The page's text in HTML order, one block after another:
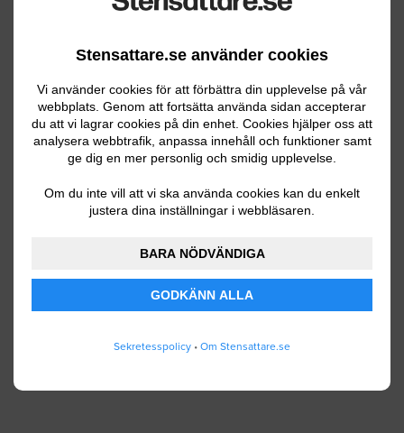
Stensattare.se använder cookies
Vi använder cookies för att förbättra din upplevelse på vår
webbplats. Genom att fortsätta använda sidan accepterar
du att vi lagrar cookies på din enhet. Cookies hjälper oss att
analysera webbtrafik, anpassa innehåll och funktioner samt
ge dig en mer personlig och smidig upplevelse.
Om du inte vill att vi ska använda cookies kan du enkelt
justera dina inställningar i webbläsaren.
BARA NÖDVÄNDIGA
GODKÄNN ALLA
Sekretesspolicy • Om Stensattare.se
Din e-postadress
Ditt telefonnummer
använder mina personuppgifter enligt
SKICKA IN